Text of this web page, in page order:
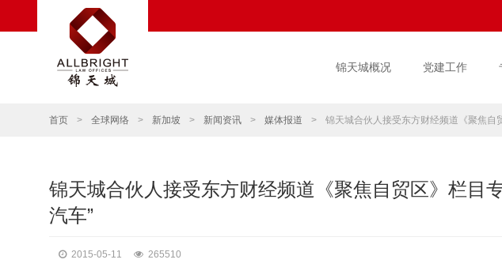
锦天城概况 党建工作
首页 > 全球网络 > 新加坡 > 新闻资讯 > 媒体报道 > 锦天城合伙人接受东方财经频道《聚焦
锦天城合伙人接受东方财经频道《聚焦自贸区》栏目
汽车”
2015-05-11 265510